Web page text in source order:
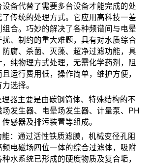
备代替了需要多台设备才能完成的处
传统的处理方式。它应用高科技一差
合。巧妙的解决了各种频谱间与电晕
、制约的重大难题，具有对水质综合
腐、杀菌、灭藻、超净过滤功能，具
纯物理方式处理，无需化学药剂，阻
运行费用低，操作简单，维护方便，
选择。
器主要是由碳钢筒体、特殊结构的不
发生器、电晕场发生器、计量泵、PH
感器及排污装置等组成。
：通过活性铁质滤膜，机械变径孔阻
电磁场四位一体的综合过滤体，吸附
水系统已形成的硬度物质及复合垢，